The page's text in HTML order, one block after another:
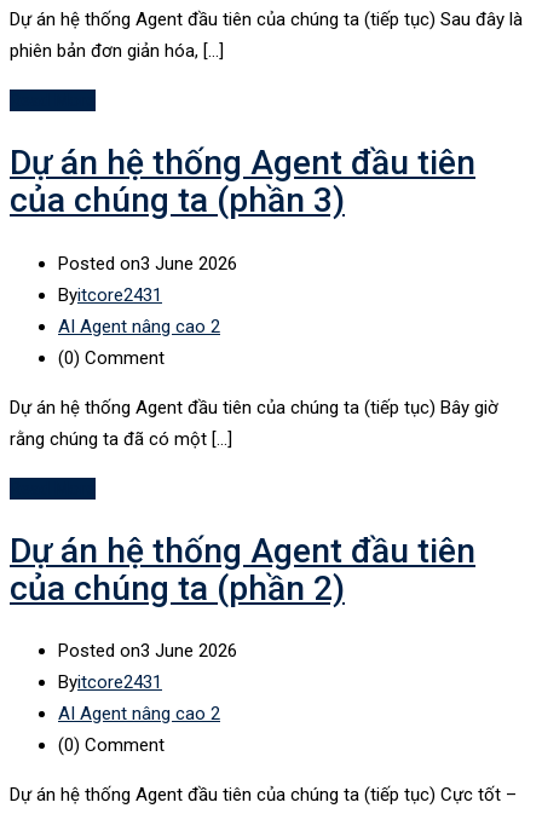
Dự án hệ thống Agent đầu tiên của chúng ta (tiếp tục) Sau đây là
phiên bản đơn giản hóa, […]
Dự án hệ thống Agent đầu tiên
của chúng ta (phần 3)
Posted on3 June 2026
Byitcore2431
AI Agent nâng cao 2
(0) Comment
Dự án hệ thống Agent đầu tiên của chúng ta (tiếp tục) Bây giờ
rằng chúng ta đã có một […]
Dự án hệ thống Agent đầu tiên
của chúng ta (phần 2)
Posted on3 June 2026
Byitcore2431
AI Agent nâng cao 2
(0) Comment
Dự án hệ thống Agent đầu tiên của chúng ta (tiếp tục) Cực tốt –